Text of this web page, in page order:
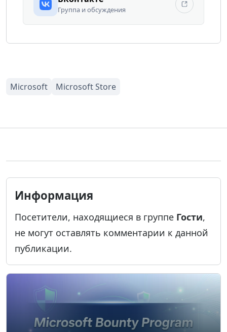
Группа и обсуждения
Информация
Посетители, находящиеся в группе Гости,
не могут оставлять комментарии к данной
публикации.